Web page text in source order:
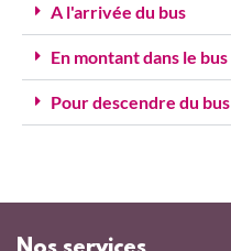
A l'arrivée du bus
En montant dans le bus
Pour descendre du bus